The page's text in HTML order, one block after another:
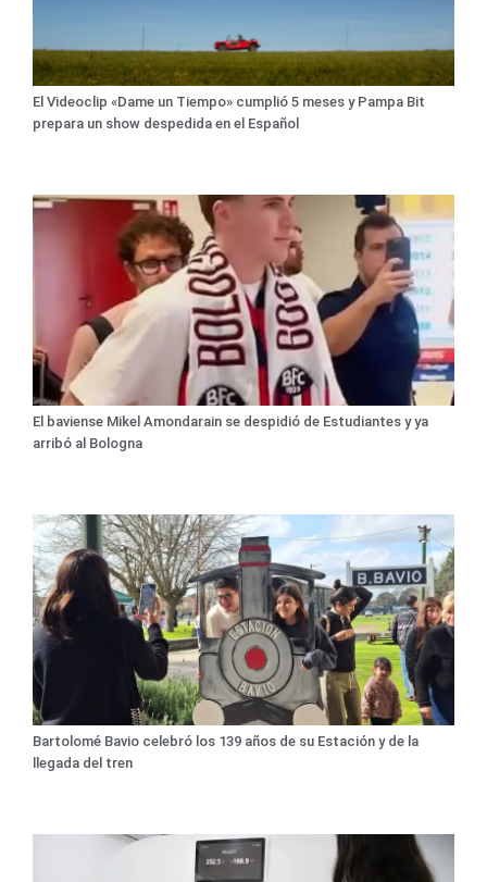
El Videoclip «Dame un Tiempo» cumplió 5 meses y Pampa Bit
prepara un show despedida en el Español
El baviense Mikel Amondarain se despidió de Estudiantes y ya
arribó al Bologna
Bartolomé Bavio celebró los 139 años de su Estación y de la
llegada del tren